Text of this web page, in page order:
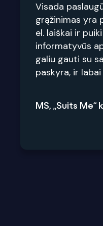
Visada
grąžinimas yra
el. laiškai ir
informatyvūs
galiu gauti su
paskyra, ir
MS, „Suits Me“